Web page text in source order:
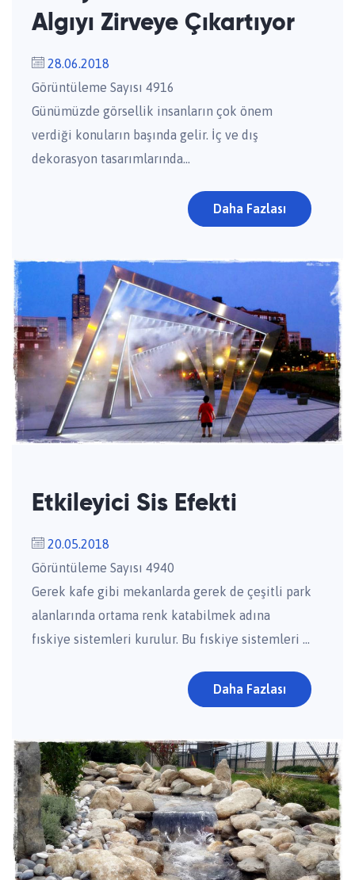
Algıyı Zirveye Çıkartıyor
28.06.2018
Görüntüleme Sayısı 4916
Günümüzde görsellik insanların çok önem
verdiği konuların başında gelir. İç ve dış
dekorasyon tasarımlarında...
Daha Fazlası
Etkileyici Sis Efekti
20.05.2018
Görüntüleme Sayısı 4940
Gerek kafe gibi mekanlarda gerek de çeşitli park
alanlarında ortama renk katabilmek adına
fıskiye sistemleri kurulur. Bu fıskiye sistemleri ...
Daha Fazlası